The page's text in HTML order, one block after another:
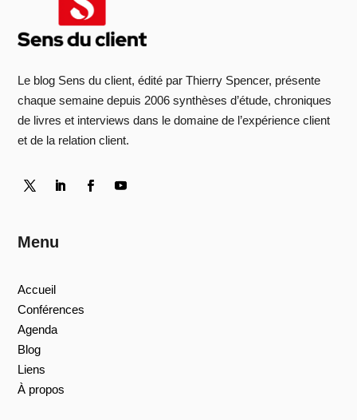
Le blog Sens du client, édité par Thierry Spencer, présente
chaque semaine depuis 2006 synthèses d’étude, chroniques
de livres et interviews dans le domaine de l’expérience client
et de la relation client.
Menu
Accueil
Conférences
Agenda
Blog
Liens
À propos